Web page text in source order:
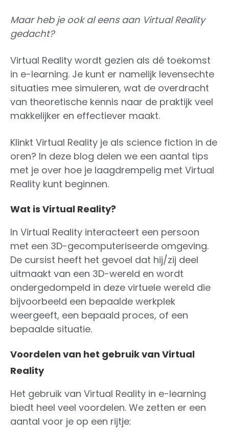
Maar heb je ook al eens aan Virtual Reality
gedacht?
Virtual Reality wordt gezien als dé toekomst
in e-learning. Je kunt er namelijk levensechte
situaties mee simuleren, wat de overdracht
van theoretische kennis naar de praktijk veel
makkelijker en effectiever maakt.
Klinkt Virtual Reality je als science fiction in de
oren? In deze blog delen we een aantal tips
met je over hoe je laagdrempelig met Virtual
Reality kunt beginnen.
Wat is Virtual Reality?
In Virtual Reality interacteert een persoon
met een 3D-gecomputeriseerde omgeving.
De cursist heeft het gevoel dat hij/zij deel
uitmaakt van een 3D-wereld en wordt
ondergedompeld in deze virtuele wereld die
bijvoorbeeld een bepaalde werkplek
weergeeft, een bepaald proces, of een
bepaalde situatie.
Voordelen van het gebruik van Virtual
Reality
Het gebruik van Virtual Reality in e-learning
biedt heel veel voordelen. We zetten er een
aantal voor je op een rijtje: